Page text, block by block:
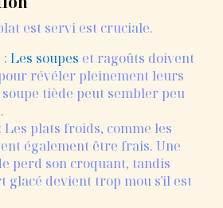
est servi est cruciale.
Les soupes et ragoûts doivent
révéler pleinement leurs
soupe tiède peut sembler peu
Les plats froids, comme les
également être frais. Une
perd son croquant, tandis
glacé devient trop mou s'il est